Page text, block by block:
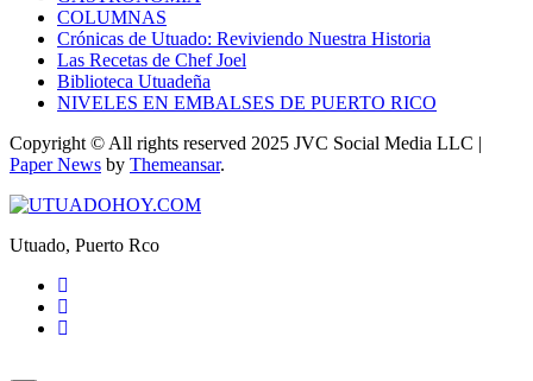
COLUMNAS
Crónicas de Utuado: Reviviendo Nuestra Historia
Las Recetas de Chef Joel
Biblioteca Utuadeña
NIVELES EN EMBALSES DE PUERTO RICO
Copyright © All rights reserved 2025 JVC Social Media LLC |
Paper News by Themeansar.
Utuado, Puerto Rco